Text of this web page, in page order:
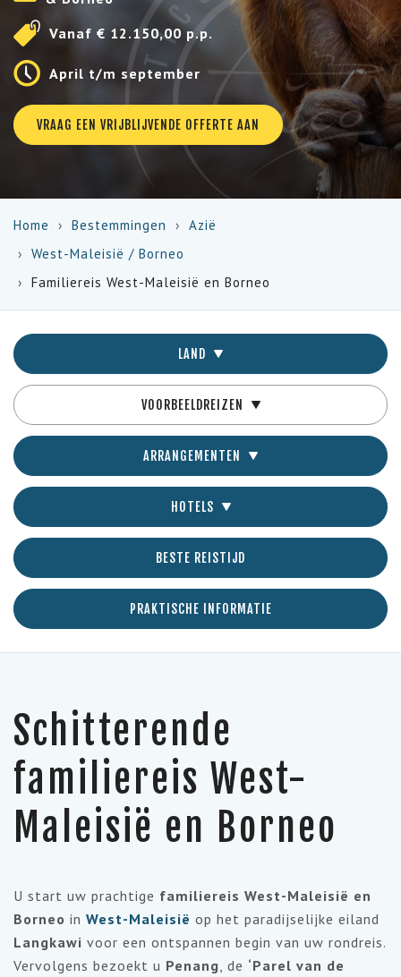
Vanaf € 12.150,00 p.p.
April t/m september
VRAAG EEN VRIJBLIJVENDE OFFERTE AAN
Home Bestemmingen
Azië
West-Maleisië / Borneo
Familiereis West-Maleisië en Borneo
LAND
VOORBEELDREIZEN
ARRANGEMENTEN
HOTELS
BESTE REISTIJD
PRAKTISCHE INFORMATIE
Schitterende
familiereis West-
Maleisië en Borneo
U start uw prachtige familiereis West-Maleisië en
Borneo in West-Maleisië op het paradijselijke eiland
Langkawi voor een ontspannen begin van uw rondreis.
Vervolgens bezoekt u Penang, de ‘Parel van de